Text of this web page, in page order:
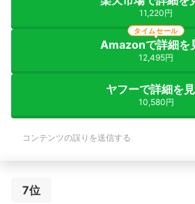
11,220円
Amazonで詳細を
12,495円
タイムセール
ヤフーで詳細を
10,580円
コンテンツの誤りを送信する
7位